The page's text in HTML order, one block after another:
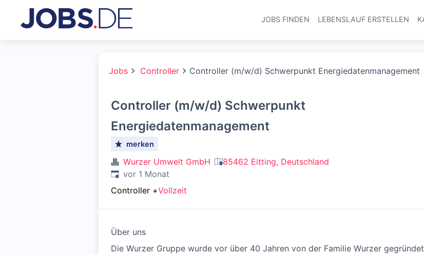
JOBS FINDEN LEBENSLAUF ERSTELLEN
Jobs Controller Controller (m/w/d) Schwerpunkt Energiedatenmanagement
Controller (m/w/d) Schwerpunkt
Energiedatenmanagement
merken
Wurzer Umwelt GmbH
85462 Eitting, Deutschland
Veröffentlicht:
vor 1 Monat
Controller +Vollzeit
Über uns
Die Wurzer Gruppe wurde vor über 40 Jahren von der Familie Wurzer